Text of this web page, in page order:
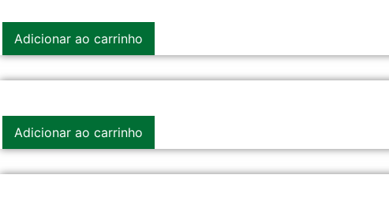
Adicionar ao carrinho
Adicionar ao carrinho